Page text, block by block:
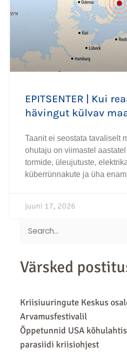
EPITSENTER | Kui
hävingut külvav
Taanit ei seostata tavaliselt
ohutaju on viimastel
tormide, üleujutuste,
küberrünnakute ja üha
juuni 17, 2026
Search
Värsked
Kriisiuuringute Keskus
Arvamusfestivalil
Õppetunnid USA
parasiidi kriisiohjest